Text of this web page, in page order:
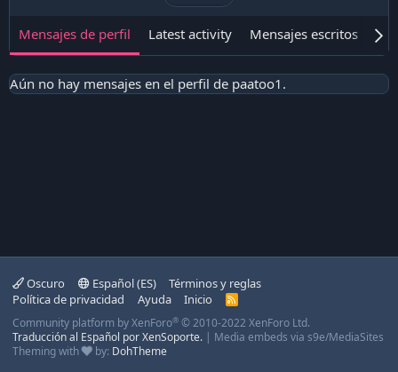
Mensajes de perfil Latest activity Mensajes escritos
Aún no hay mensajes en el perfil de paatoo1.
Oscuro Español (ES)
Términos y reglas
Política de privacidad
Ayuda Inicio
R
S
Community platform by XenForo® © 2010-2022 XenForo Ltd.
Traducción al Español por XenSoporte. | Media embeds via s9e/MediaSites
Theming with
by: DohTheme